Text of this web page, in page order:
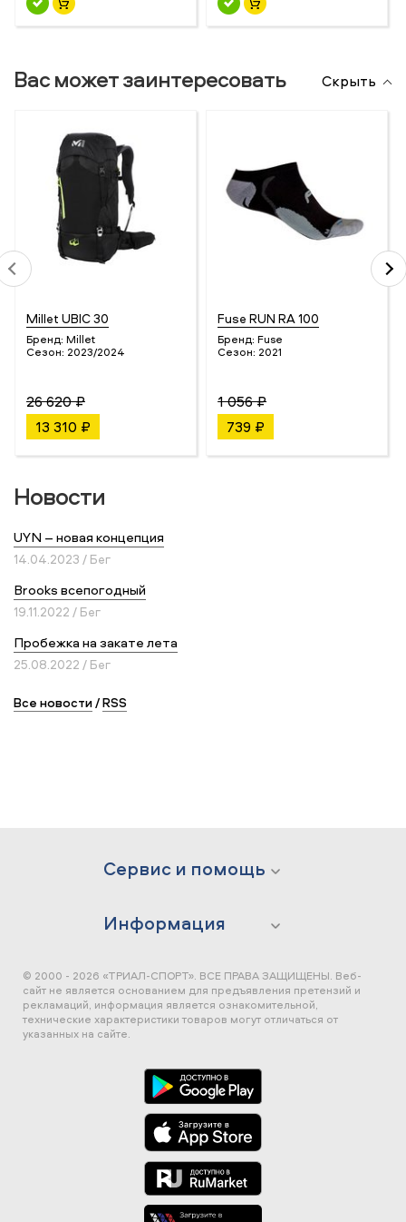
Вас может заинтересовать Скрыть
Millet UBIC 30
Бренд: Millet
Сезон: 2023/2024
26 620 ₽
13 310 ₽
Fuse RUN RA 100
Бренд: Fuse
Сезон: 2021
1 056 ₽
739 ₽
Новости
UYN – новая концепция
14.04.2023 / Бег
Brooks всепогодный
19.11.2022 / Бег
Пробежка на закате лета
25.08.2022 / Бег
Все новости/RSS
Сервис и помощь
Информация
© 2000 - 2026 «ТРИАЛ-СПОРТ». ВСЕ ПРАВА ЗАЩИЩЕНЫ. Веб-
сайт не является основанием для предъявления претензий и
рекламаций, информация является ознакомительной,
технические характеристики товаров могут отличаться от
указанных на сайте.